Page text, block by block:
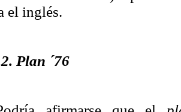
el inglés.
Plan ´76